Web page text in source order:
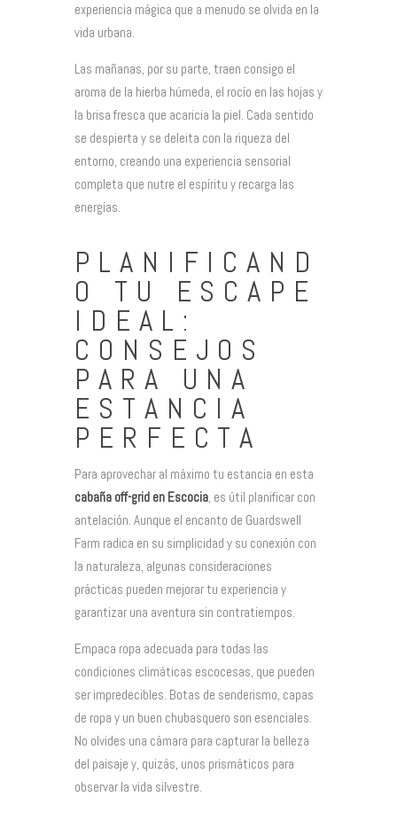
experiencia mágica que a menudo se olvida en la
vida urbana.
Las mañanas, por su parte, traen consigo el
aroma de la hierba húmeda, el rocío en las hojas y
la brisa fresca que acaricia la piel. Cada sentido
se despierta y se deleita con la riqueza del
entorno, creando una experiencia sensorial
completa que nutre el espíritu y recarga las
energías.
PLANIFICAND
O TU ESCAPE
IDEAL:
CONSEJOS
PARA UNA
ESTANCIA
PERFECTA
Para aprovechar al máximo tu estancia en esta
cabaña off-grid en Escocia, es útil planificar con
antelación. Aunque el encanto de Guardswell
Farm radica en su simplicidad y su conexión con
la naturaleza, algunas consideraciones
prácticas pueden mejorar tu experiencia y
garantizar una aventura sin contratiempos.
Empaca ropa adecuada para todas las
condiciones climáticas escocesas, que pueden
ser impredecibles. Botas de senderismo, capas
de ropa y un buen chubasquero son esenciales.
No olvides una cámara para capturar la belleza
del paisaje y, quizás, unos prismáticos para
observar la vida silvestre.